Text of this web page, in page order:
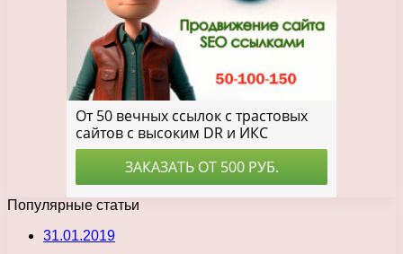
Популярные статьи
31.01.2019